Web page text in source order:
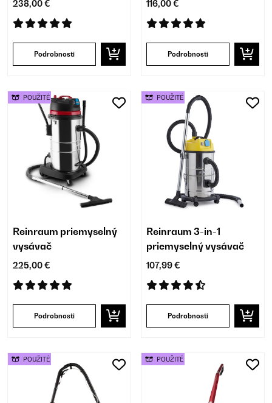
238,00 €
Podrobnosti
116,00 €
Podrobnosti
Reinraum priemyselný
vysávač
225,00 €
Podrobnosti
POUŽITÉ
Reinraum 3-in-1
priemyselný vysávač
107,99 €
Podrobnosti
POUŽITÉ
POUŽITÉ POUŽITÉ